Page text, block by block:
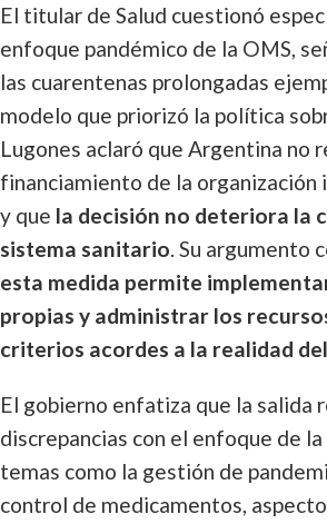
El titular de Salud cuestionó
enfoque pandémico de la OMS,
las cuarentenas prolongadas
modelo que priorizó la política
Lugones aclaró que Argentina no
financiamiento de la organización
y que la decisión no deteriora la
sistema sanitario. Su argumento
esta medida permite
propias y administrar los
criterios acordes a la realidad
El gobierno enfatiza que la salida
discrepancias con el enfoque de la
temas como la gestión de
control de medicamentos,